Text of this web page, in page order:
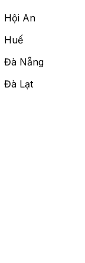
Hội An
Huế
Đà Nẵng
Đà Lạt